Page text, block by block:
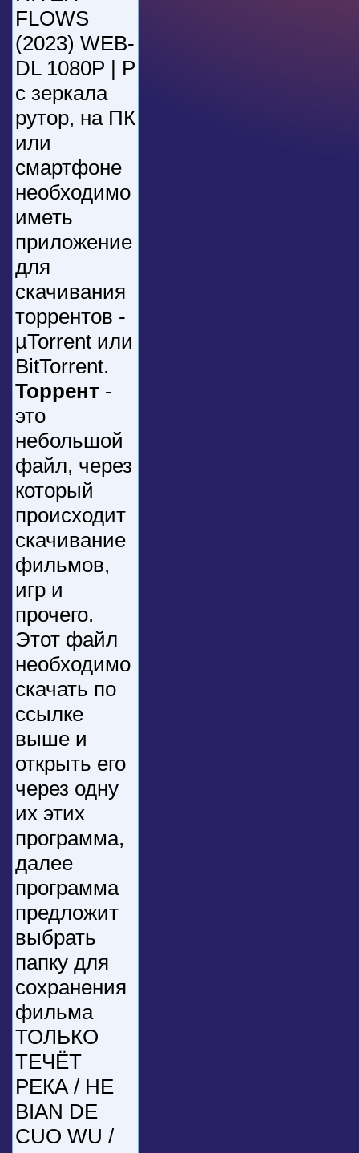
FLOWS
(2023) WEB-
DL 1080P | P
с зеркала
рутор, на ПК
или
смартфоне
необходимо
иметь
приложение
для
скачивания
торрентов -
µTorrent или
BitTorrent.
Торрент -
это
небольшой
файл, через
который
происходит
скачивание
фильмов,
игр и
прочего.
Этот файл
необходимо
скачать по
ссылке
выше и
открыть его
через одну
их этих
программа,
далее
программа
предложит
выбрать
папку для
сохранения
фильма
ТОЛЬКО
ТЕЧЁТ
РЕКА / HE
BIAN DE
CUO WU /